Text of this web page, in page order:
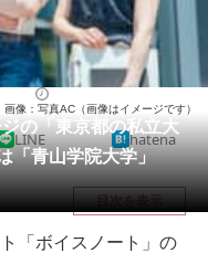
育児
チ
の「東京都の私立大
「青山学院大学」
画像：写真AC（画像はイメージです）
LINE hatena
目次を表示
「ボイスノート」の